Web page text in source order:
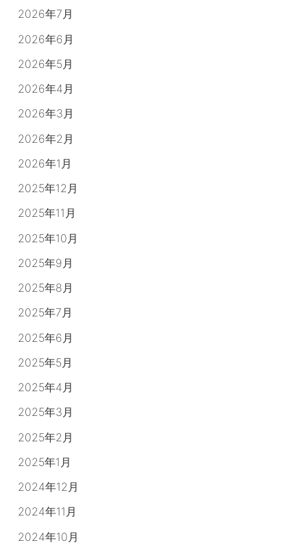
2026年7月
2026年6月
2026年5月
2026年4月
2026年3月
2026年2月
2026年1月
2025年12月
2025年11月
2025年10月
2025年9月
2025年8月
2025年7月
2025年6月
2025年5月
2025年4月
2025年3月
2025年2月
2025年1月
2024年12月
2024年11月
2024年10月